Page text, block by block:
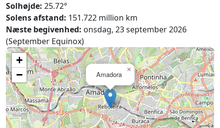
Solhøjde: 25.72°
Solens afstand: 151.722 million km
Næste begivenhed: onsdag, 23 september 2026
(September Equinox)
Amadora
×
+
−